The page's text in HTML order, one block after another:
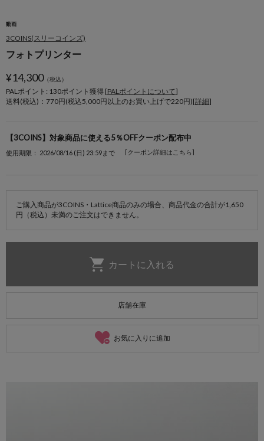
動画
3COINS(スリーコインズ)
フォトプリンター
¥14,300（税込）
PALポイント: 130ポイント獲得 [PALポイントについて]
送料(税込)：770円(税込5,000円以上のお買い上げで220円)[詳細]
【3COINS】対象商品に使える5％OFFクーポン配布中
使用期限： 2026/08/16 (日) 23:59まで [クーポン詳細はこちら]
ご購入商品が3COINS・Lattice商品のみの場合、商品代金の合計が1,650
円（税込）未満のご注文はできません。
店舗在庫
お気に入りに追加